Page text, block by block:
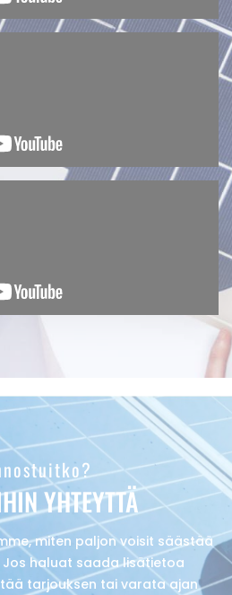
YHTEYTTÄ
miten paljon voisit säästää
haluat saada lisätietoa
tarjouksen tai varata ajan